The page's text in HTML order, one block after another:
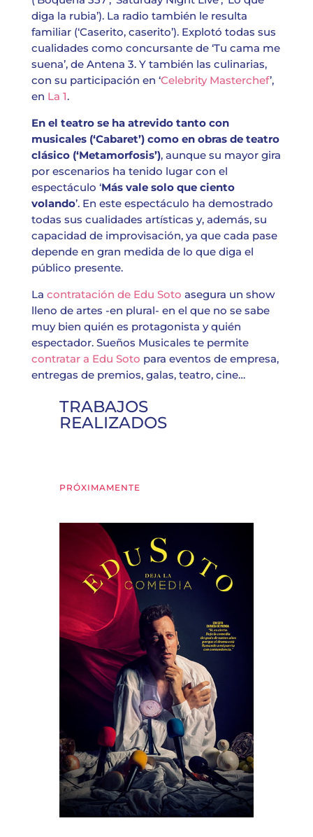
diga la rubia’). La radio también le resulta
familiar (‘Caserito, caserito’). Explotó todas sus
cualidades como concursante de ‘Tu cama me
suena’, de Antena 3. Y también las culinarias,
con su participación en ‘Celebrity Masterchef’,
en La 1.
En el teatro se ha atrevido tanto con
musicales (‘Cabaret’) como en obras de teatro
clásico (‘Metamorfosis’), aunque su mayor gira
por escenarios ha tenido lugar con el
espectáculo ‘Más vale solo que ciento
volando’. En este espectáculo ha demostrado
todas sus cualidades artísticas y, además, su
capacidad de improvisación, ya que cada pase
depende en gran medida de lo que diga el
público presente.
La contratación de Edu Soto asegura un show
lleno de artes -en plural- en el que no se sabe
muy bien quién es protagonista y quién
espectador. Sueños Musicales te permite
contratar a Edu Soto para eventos de empresa,
entregas de premios, galas, teatro, cine…
TRABAJOS
REALIZADOS
PRÓXIMAMENTE